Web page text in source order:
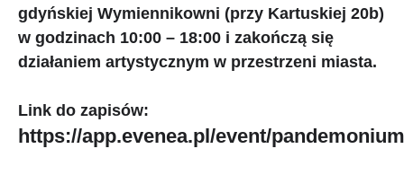
gdyńskiej Wymiennikowni (przy Kartuskiej 20b)
w godzinach 10:00 – 18:00 i zakończą się
działaniem artystycznym w przestrzeni miasta.
Link do zapisów:
https://app.evenea.pl/event/